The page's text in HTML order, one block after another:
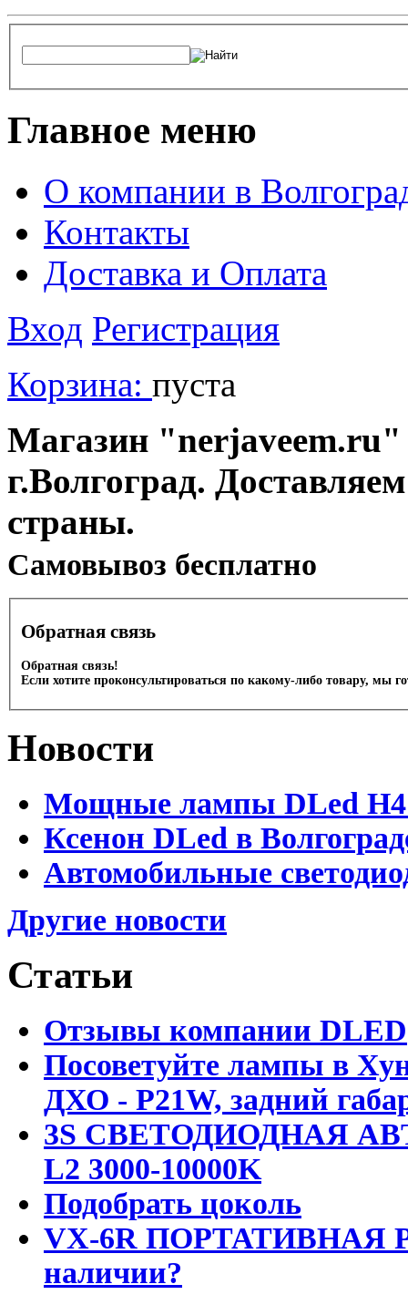
Главное меню
О компании в
Контакты
Доставка и Оплата
Вход Регистрация
Корзина: пуста
Магазин "nerjaveem.ru"
г.Волгоград.
страны.
Cамовывоз бесплатно
Обратная связь
Обратная связь!
Если хотите проконсультироваться по какому-либо товару, мы
Новости
Мощные лампы DLed H4
Ксенон DLed в
Автомобильные
Другие новости
Статьи
Отзывы компании DLED
Посоветуйте лампы в
ДХО - P21W, задний
3S СВЕТОДИОДНАЯ
L2 3000-10000K
Подобрать цоколь
VX-6R ПОРТАТИВНАЯ
наличии?